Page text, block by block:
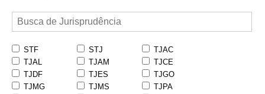
STF STJ
TJAC
TJAL
TJAM
TJCE
TJDF
TJES
TJGO
TJMG
TJMS
TJPA